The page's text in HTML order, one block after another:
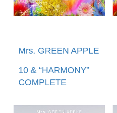
Mrs. GREEN APPLE
10 & “HARMONY”
COMPLETE
RAY+GOODS） (預